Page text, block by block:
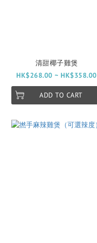
清甜椰子雞煲
HK$268.00 ~ HK$358.00
ADD TO CART